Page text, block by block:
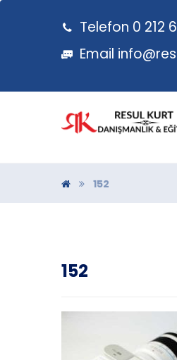
Telefon 0 212
Email
152
152